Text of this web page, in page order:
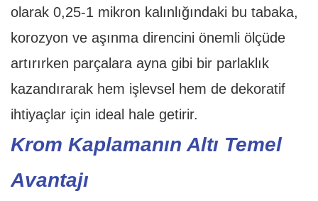
olarak 0,25-1 mikron kalınlığındaki bu tabaka,
korozyon ve aşınma direncini önemli ölçüde
artırırken parçalara ayna gibi bir parlaklık
kazandırarak hem işlevsel hem de dekoratif
ihtiyaçlar için ideal hale getirir.
Krom Kaplamanın Altı Temel
Avantajı